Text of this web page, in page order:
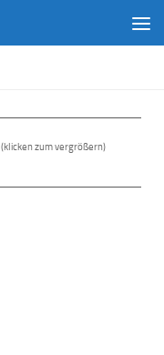
(klicken zum vergrößern)